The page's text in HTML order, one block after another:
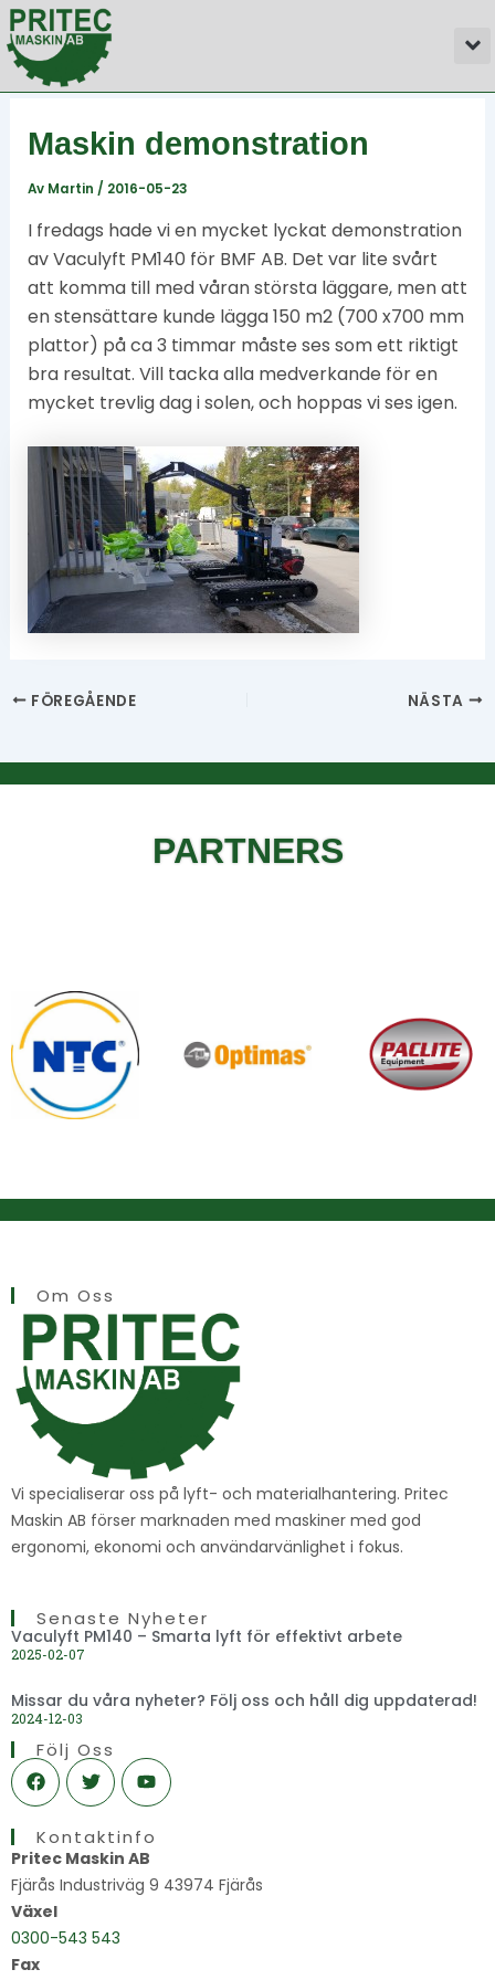
Hoppa
till
innehåll
Maskin demonstration
Av Martin / 2016-05-23
I fredags hade vi en mycket lyckat demonstration
av Vaculyft PM140 för BMF AB. Det var lite svårt
att komma till med våran största läggare, men att
en stensättare kunde lägga 150 m2 (700 x700 mm
plattor) på ca 3 timmar måste ses som ett riktigt
bra resultat. Vill tacka alla medverkande för en
mycket trevlig dag i solen, och hoppas vi ses igen.
Inläggsnavigering
FÖREGÅENDE NÄSTA
PARTNERS
Om Oss
Vi specialiserar oss på lyft- och materialhantering. Pritec
Maskin AB förser marknaden med maskiner med god
ergonomi, ekonomi och användarvänlighet i fokus.
Senaste Nyheter
Vaculyft PM140 – Smarta lyft för effektivt arbete
2025-02-07
Missar du våra nyheter? Följ oss och håll dig uppdaterad!
2024-12-03
Följ Oss
F
a
c
b
o
o
k
T
w
i
t
e
r
Y
o
u
u
b
e
Kontaktinfo
Pritec Maskin AB
Fjärås Industriväg 9 43974 Fjärås
Växel
0300-543 543
Fax